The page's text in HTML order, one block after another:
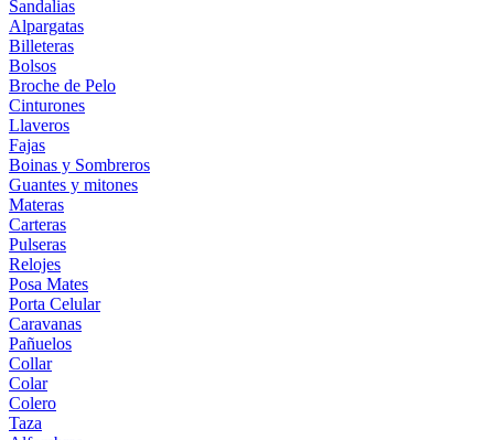
Sandalias
Alpargatas
Billeteras
Bolsos
Broche de Pelo
Cinturones
Llaveros
Fajas
Boinas y Sombreros
Guantes y mitones
Materas
Carteras
Pulseras
Relojes
Posa Mates
Porta Celular
Caravanas
Pañuelos
Collar
Colar
Colero
Taza